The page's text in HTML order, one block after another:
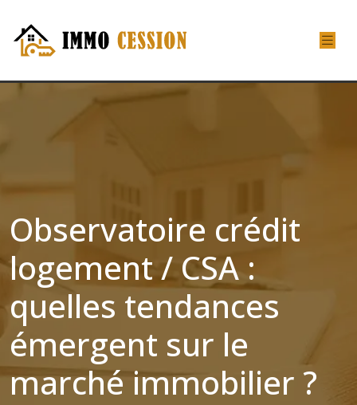
Observatoire crédit
logement / CSA :
quelles tendances
émergent sur le
marché immobilier ?